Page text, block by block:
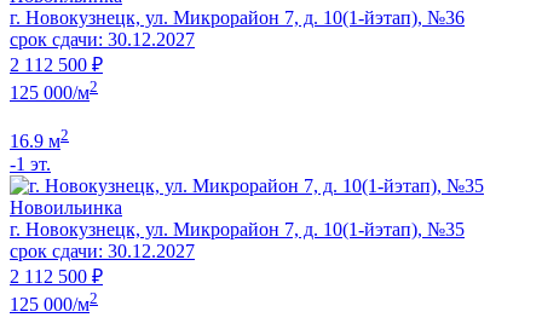
г. Новокузнецк, ул. Микрорайон 7, д. 10(1-йэтап), №36
срок сдачи: 30.12.2027
2 112 500 ₽
125 000/м2
16.9 м2
-1 эт.
Новоильинка
г. Новокузнецк, ул. Микрорайон 7, д. 10(1-йэтап), №35
срок сдачи: 30.12.2027
2 112 500 ₽
125 000/м2